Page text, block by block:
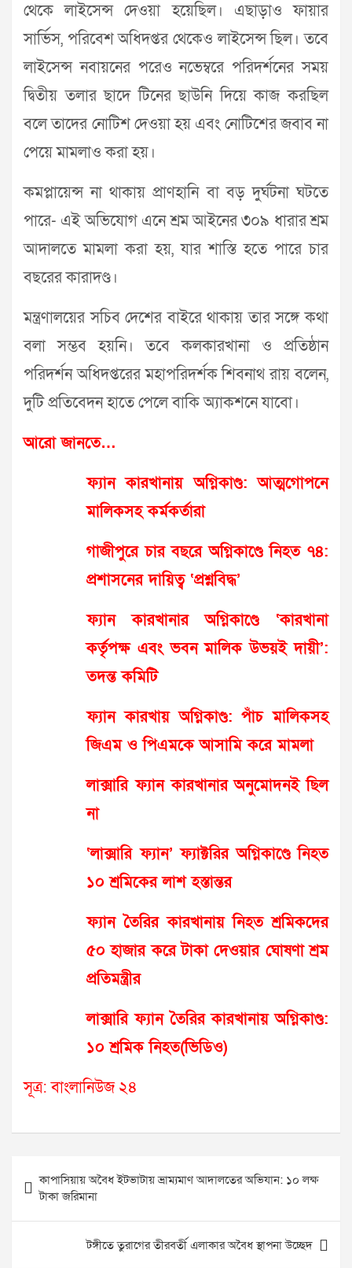
থেকে লাইসেন্স দেওয়া হয়েছিল। এছাড়াও ফায়ার
সার্ভিস, পরিবেশ অধিদপ্তর থেকেও লাইসেন্স ছিল। তবে
লাইসেন্স নবায়নের পরেও নভেম্বরে পরিদর্শনের সময়
দ্বিতীয় তলার ছাদে টিনের ছাউনি দিয়ে কাজ করছিল
বলে তাদের নোটিশ দেওয়া হয় এবং নোটিশের জবাব না
পেয়ে মামলাও করা হয়।
কমপ্লায়েন্স না থাকায় প্রাণহানি বা বড় দুর্ঘটনা ঘটতে
পারে- এই অভিযোগ এনে শ্রম আইনের ৩০৯ ধারার শ্রম
আদালতে মামলা করা হয়, যার শাস্তি হতে পারে চার
বছরের কারাদণ্ড।
মন্ত্রণালয়ের সচিব দেশের বাইরে থাকায় তার সঙ্গে কথা
বলা সম্ভব হয়নি। তবে কলকারখানা ও প্রতিষ্ঠান
পরিদর্শন অধিদপ্তরের মহাপরিদর্শক শিবনাথ রায় বলেন,
দুটি প্রতিবেদন হাতে পেলে বাকি অ্যাকশনে যাবো।
আরো জানতে…
ফ্যান কারখানায় অগ্নিকাণ্ড: আত্মগোপনে
মালিকসহ কর্মকর্তারা
গাজীপুরে চার বছরে অগ্নিকাণ্ডে নিহত ৭৪:
প্রশাসনের দায়িত্ব ‘প্রশ্নবিদ্ধ’
ফ্যান কারখানার অগ্নিকাণ্ডে ‘কারখানা
কর্তৃপক্ষ এবং ভবন মালিক উভয়ই দায়ী’:
তদন্ত কমিটি
ফ্যান কারখায় অগ্নিকাণ্ড: পাঁচ মালিকসহ
জিএম ও পিএমকে আসামি করে মামলা
লাক্সারি ফ্যান কারখানার অনুমোদনই ছিল
না
‘লাক্সারি ফ্যান’ ফ্যাক্টরির অগ্নিকাণ্ডে নিহত
১০ শ্রমিকের লাশ হস্তান্তর
ফ্যান তৈরির কারখানায় নিহত শ্রমিকদের
৫০ হাজার করে টাকা দেওয়ার ঘোষণা শ্রম
প্রতিমন্ত্রীর
লাক্সারি ফ্যান তৈরির কারখানায় অগ্নিকাণ্ড:
১০ শ্রমিক নিহত(ভিডিও)
সূত্র: বাংলানিউজ ২৪
navigation
কাপাসিয়ায় অবৈধ ইটভাটায় ভ্রাম্যমাণ আদালতের অভিযান: ১০ লক্ষ
টাকা জরিমানা
টঙ্গীতে তুরাগের তীরবর্তী এলাকার অবৈধ স্থাপনা উচ্ছেদ